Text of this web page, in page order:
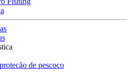
de pescoço